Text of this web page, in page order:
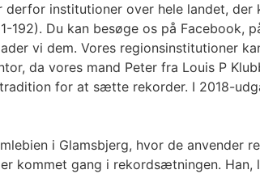
derfor institutioner over hele landet,
Du kan besøge os på Facebook,
vi dem. Vores regionsinstitutioner
da vores mand Peter fra Louis P
for at sætte rekorder. I 2018-
i Glamsbjerg, hvor de
kommet gang i rekordsætningen.